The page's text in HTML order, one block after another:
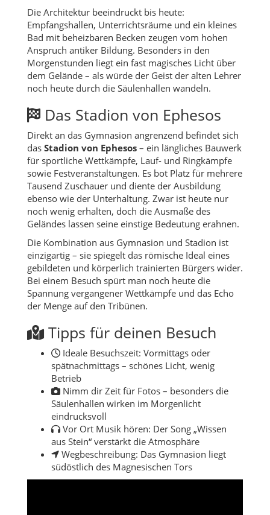
Die Architektur beeindruckt bis heute:
Empfangshallen, Unterrichtsräume und ein kleines
Bad mit beheizbaren Becken zeugen vom hohen
Anspruch antiker Bildung. Besonders in den
Morgenstunden liegt ein fast magisches Licht über
dem Gelände – als würde der Geist der alten Lehrer
noch heute durch die Säulenhallen wandeln.
Das Stadion von Ephesos
Direkt an das Gymnasion angrenzend befindet sich
das Stadion von Ephesos – ein längliches Bauwerk
für sportliche Wettkämpfe, Lauf- und Ringkämpfe
sowie Festveranstaltungen. Es bot Platz für mehrere
Tausend Zuschauer und diente der Ausbildung
ebenso wie der Unterhaltung. Zwar ist heute nur
noch wenig erhalten, doch die Ausmaße des
Geländes lassen seine einstige Bedeutung erahnen.
Die Kombination aus Gymnasion und Stadion ist
einzigartig – sie spiegelt das römische Ideal eines
gebildeten und körperlich trainierten Bürgers wider.
Bei einem Besuch spürt man noch heute die
Spannung vergangener Wettkämpfe und das Echo
der Menge auf den Tribünen.
Tipps für deinen Besuch
Ideale Besuchszeit: Vormittags oder
spätnachmittags – schönes Licht, wenig
Betrieb
Nimm dir Zeit für Fotos – besonders die
Säulenhallen wirken im Morgenlicht
eindrucksvoll
Vor Ort Musik hören: Der Song „Wissen
aus Stein“ verstärkt die Atmosphäre
Wegbeschreibung: Das Gymnasion liegt
südöstlich des Magnesischen Tors